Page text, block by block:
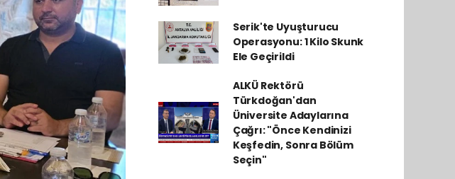
Serik'te Uyuşturucu
Operasyonu: 1 Kilo Skunk
Ele Geçirildi
ALKÜ Rektörü
Türkdoğan'dan
Üniversite Adaylarına
Çağrı: "Önce Kendinizi
Keşfedin, Sonra Bölüm
Seçin"